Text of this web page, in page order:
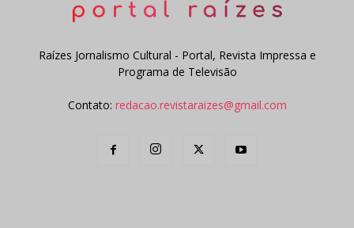
Raízes Jornalismo Cultural - Portal, Revista Impressa e
Programa de Televisão
Contato: redacao.revistaraizes@gmail.com